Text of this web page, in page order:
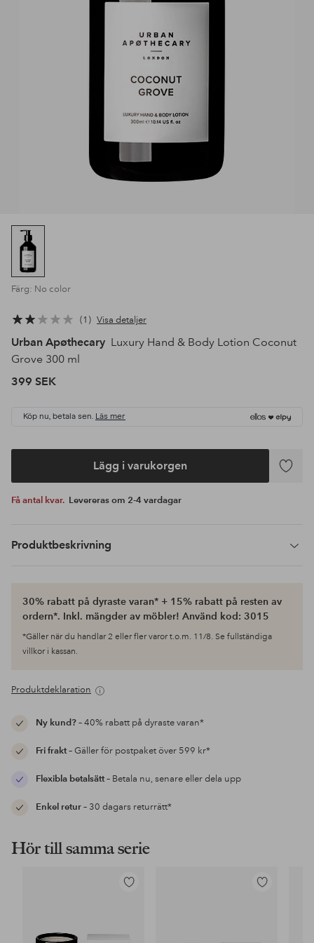
Färg: No color
1 Visa detaljer
Urban Apøthecary Luxury Hand & Body Lotion Coconut
Grove 300 ml
399 SEK
Köp nu, betala sen. Läs mer
Lägg i varukorgen
Lägg
Få antal kvar. Levereras om 2-4 vardagar
Produktbeskrivning
30% rabatt på dyraste varan* + 15% rabatt på resten av
ordern*. Inkl. mängder av möbler! Använd kod: 3015
*Gäller när du handlar 2 eller fler varor t.o.m. 11/8. Se fullständiga
villkor i kassan.
Produktdeklaration
Ny kund?– 40% rabatt på dyraste varan*
Fri frakt– Gäller för postpaket över 599 kr*
Flexibla betalsätt– Betala nu, senare eller dela upp
Enkel retur– 30 dagars returrätt*
Hör till samma serie
Lägg
Lägg